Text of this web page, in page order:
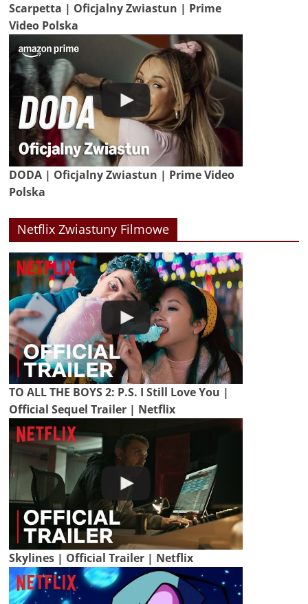
Scarpetta | Oficjalny Zwiastun | Prime
Video Polska
DODA | Oficjalny Zwiastun | Prime Video
Polska
Netflix Zwiastuny Filmowe
TO ALL THE BOYS 2: P.S. I Still Love You |
Official Sequel Trailer | Netflix
Skylines | Official Trailer | Netflix